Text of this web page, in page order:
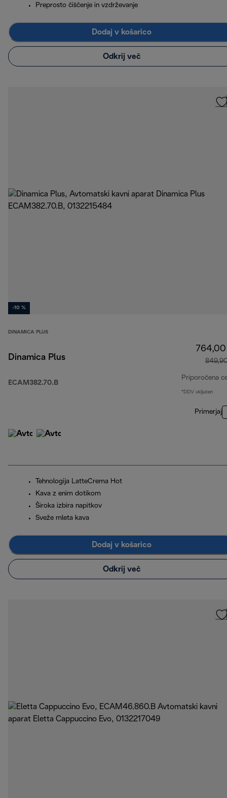
Preprosto čiščenje in vzdrževanje
Dodaj v košarico
Odkrij več
-10 %
DINAMICA PLUS
Dinamica Plus
ECAM382.70.B
Priporočena
*DDV vključen
Primerjaj
Tehnologija LatteCrema Hot
Kava z enim dotikom
Široka izbira napitkov
Sveže mleta kava
Dodaj v košarico
Odkrij več